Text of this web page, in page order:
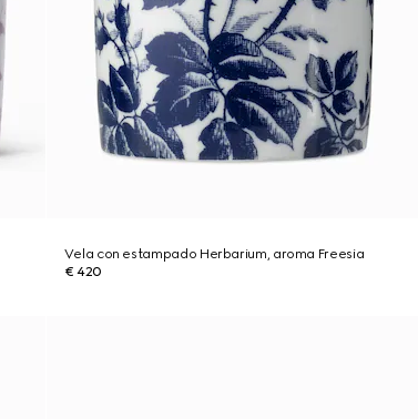
Vela con estampado Herbarium, aroma Freesia
€ 420